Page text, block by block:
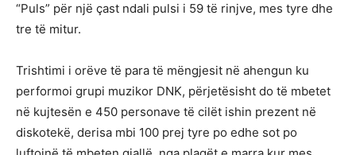
“Puls” për një çast ndali pulsi i 59 të rinjve, mes tyre dhe
tre të mitur.
Trishtimi i orëve të para të mëngjesit në ahengun ku
performoi grupi muzikor DNK, përjetësisht do të mbetet
në kujtesën e 450 personave të cilët ishin prezent në
diskotekë, derisa mbi 100 prej tyre po edhe sot po